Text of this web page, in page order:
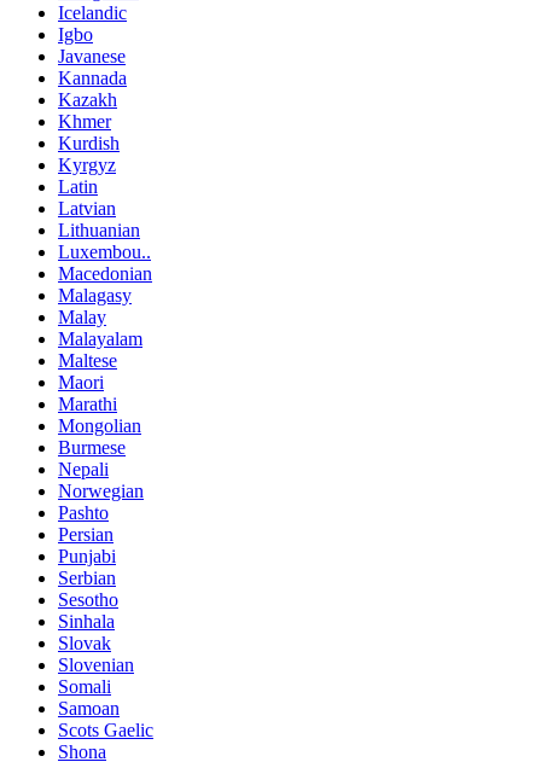
Icelandic
Igbo
Javanese
Kannada
Kazakh
Khmer
Kurdish
Kyrgyz
Latin
Latvian
Lithuanian
Luxembou..
Macedonian
Malagasy
Malay
Malayalam
Maltese
Maori
Marathi
Mongolian
Burmese
Nepali
Norwegian
Pashto
Persian
Punjabi
Serbian
Sesotho
Sinhala
Slovak
Slovenian
Somali
Samoan
Scots Gaelic
Shona